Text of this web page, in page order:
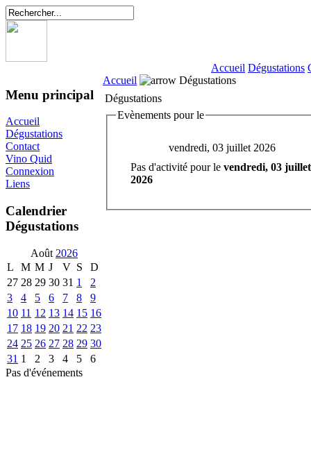
Accueil Dégustations
Menu principal
Accueil
Dégustations
Contact
Vino Quid
Connexion
Liens
Calendrier
Dégustations
Août 2026
L
M M J V S
D
27 28 29 30 31 1
2
3
4 5 6 7 8
9
10 11 12 13 14 15 16
17 18 19 20 21 22 23
24 25 26 27 28 29 30
31 1 2 3 4 5
6
Pas d'événements
Accueil
Dégustations
Dégustations
Evènements pour le
vendredi, 03 juillet 2026
Pas d'activité pour le vendredi, 03 juillet
2026